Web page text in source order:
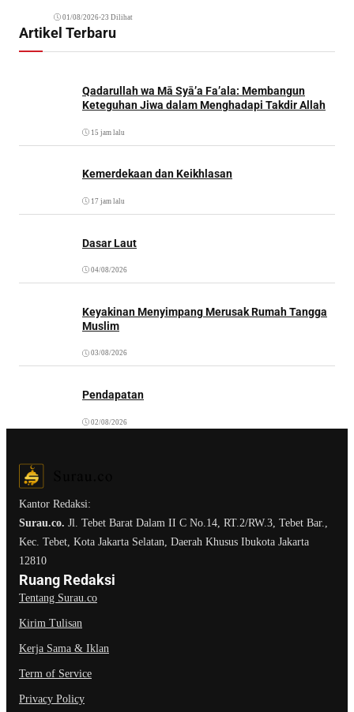
01/08/2026•23 Dilihat
Artikel Terbaru
Qadarullah wa Mā Syā’a Fa’ala: Membangun
Keteguhan Jiwa dalam Menghadapi Takdir Allah
15 jam lalu
Kemerdekaan dan Keikhlasan
17 jam lalu
Dasar Laut
04/08/2026
Keyakinan Menyimpang Merusak Rumah Tangga
Muslim
03/08/2026
Pendapatan
02/08/2026
Kantor Redaksi:
Surau.co. Jl. Tebet Barat Dalam II C No.14, RT.2/RW.3, Tebet Bar.,
Kec. Tebet, Kota Jakarta Selatan, Daerah Khusus Ibukota Jakarta
12810
Ruang Redaksi
Tentang Surau.co
Kirim Tulisan
Kerja Sama & Iklan
Term of Service
Privacy Policy